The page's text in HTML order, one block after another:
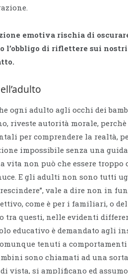
emotiva rischia di
l’obbligo di riflettere sui
ogni adulto agli occhi dei
riveste autorità morale,
per comprendere la realtà,
impossibile senza una
non può che essere troppo
E gli adulti non sono tutti
vale a dire non in
come è per i familiari, o
tra questi, nelle evidenti
educativo è demandato agli
tenuti a comportamenti
sono chiamati ad una
vista, si amplificano ed